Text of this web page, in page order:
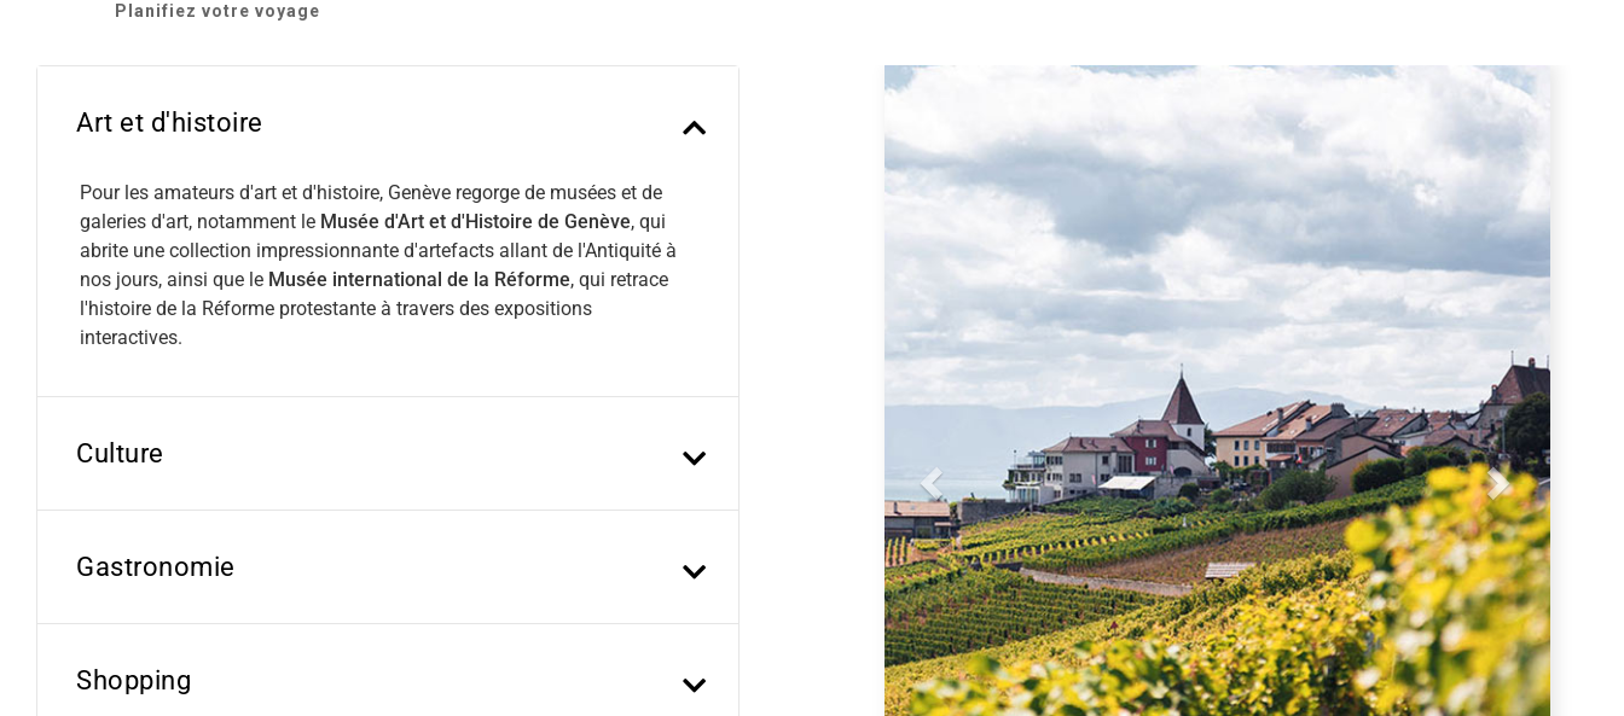
Planifiez votre voyage
Art et d'histoire
Pour les amateurs d'art et d'histoire, Genève regorge de musées et de
galeries d'art, notamment le Musée d'Art et d'Histoire de Genève, qui
abrite une collection impressionnante d'artefacts allant de l'Antiquité à
nos jours, ainsi que le Musée international de la Réforme, qui retrace
l'histoire de la Réforme protestante à travers des expositions
interactives.
Culture
Gastronomie
Shopping
Previous Next